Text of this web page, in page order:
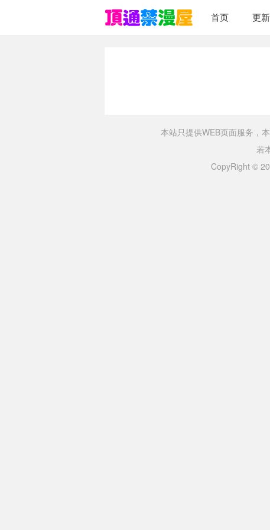
首页 更新
本站只提供WEB页面服务，
若
CopyRight ©